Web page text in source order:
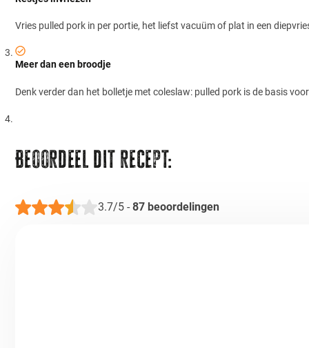
Vries pulled pork in per portie, het liefst vacuüm of plat in een
Meer dan een broodje
Denk verder dan het bolletje met coleslaw: pulled pork is de basis
Beoordeel dit recept:
3.7/5- 87beoordelingen